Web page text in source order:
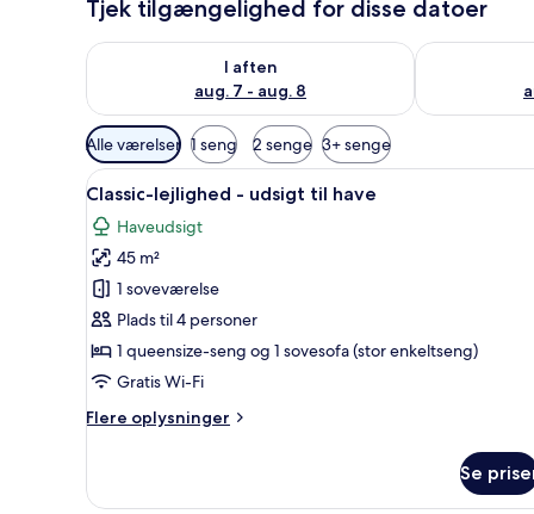
Tjek tilgængelighed for disse datoer
I aften
aug. 7 - aug. 8
Tjek tilgængelighed for i aften aug. 7 - aug. 8
Tjek
Tilgængelige
filtre
for
værelser
Alle værelser 1 seng 2 senge 3+ senge
Indlæs
alle
billeder
af
Classic-
lejlighed
-
udsigt
have
En overdækket terrasse med
8
Classic-lejlighed - udsigt til have
Haveudsigt
45 m²
1 soveværelse
Plads til 4 personer
1 queensize-seng og 1 sovesofa (stor enkeltseng)
Gratis Wi-Fi
Flere oplysninger
Flere
lejlighed
Se